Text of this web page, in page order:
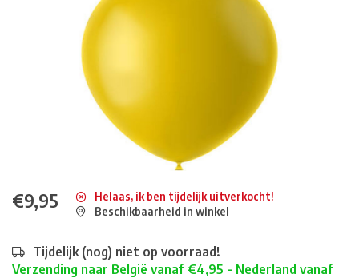
€9,95
Helaas, ik ben tijdelijk uitverkocht!
Beschikbaarheid in winkel
Tijdelijk (nog) niet op voorraad!
Verzending naar België vanaf €4,95 - Nederland vanaf